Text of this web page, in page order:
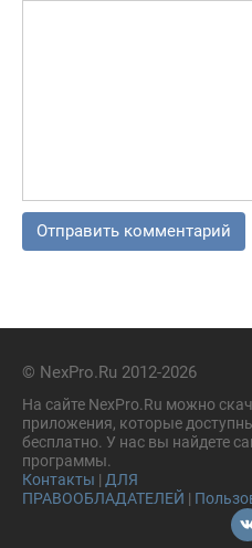
© NexPro.Ru 2012-2026
На сайте NexPro.Ru можно
приложения, которые
бесплатно. У нас вы найдете
программы.
Контакты | ДЛЯ
ПРАВООБЛАДАТЕЛЕЙ |